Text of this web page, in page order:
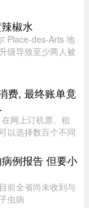
椒水
Place-des-Arts 地
级导致至少两人被
费, 最终账单竟
网上订机票、租
以选择数百个不同
地公司，但许多并
例报告 但要小
前全省尚未收到与
虫病